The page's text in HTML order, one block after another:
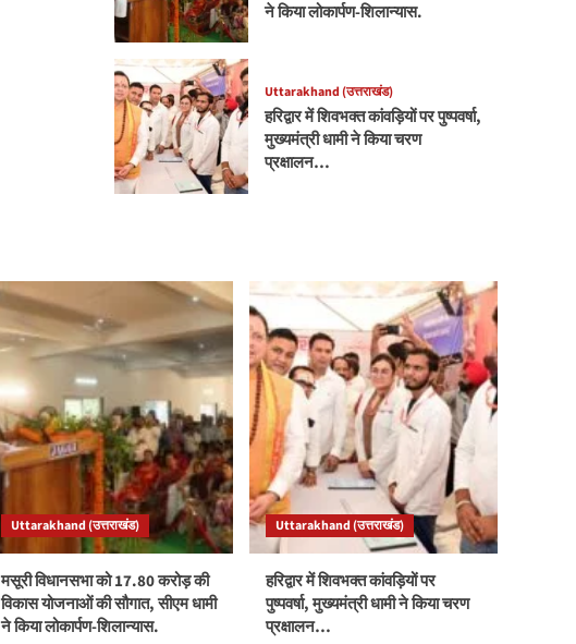
ने किया लोकार्पण-शिलान्यास.
Uttarakhand (उत्तराखंड)
हरिद्वार में शिवभक्त कांवड़ियों पर पुष्पवर्षा,
मुख्यमंत्री धामी ने किया चरण
प्रक्षालन…
Uttarakhand (उत्तराखंड)
मसूरी विधानसभा को 17.80 करोड़ की
विकास योजनाओं की सौगात, सीएम धामी
ने किया लोकार्पण-शिलान्यास.
Uttarakhand (उत्तराखंड)
हरिद्वार में शिवभक्त कांवड़ियों पर
पुष्पवर्षा, मुख्यमंत्री धामी ने किया चरण
प्रक्षालन…